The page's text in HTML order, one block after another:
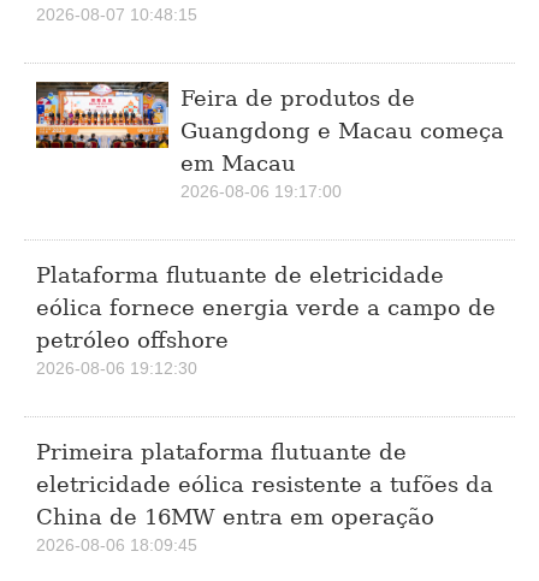
2026-08-07 10:48:15
Feira de produtos de
Guangdong e Macau começa
em Macau
2026-08-06 19:17:00
Plataforma flutuante de eletricidade
eólica fornece energia verde a campo de
petróleo offshore
2026-08-06 19:12:30
Primeira plataforma flutuante de
eletricidade eólica resistente a tufões da
China de 16MW entra em operação
2026-08-06 18:09:45